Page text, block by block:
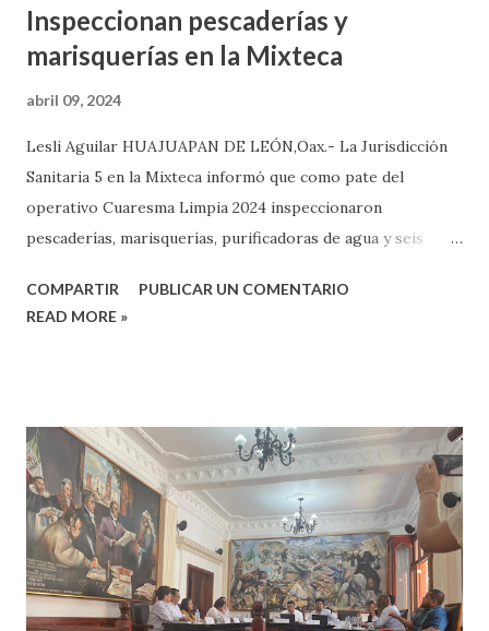
Inspeccionan pescaderías y
marisquerías en la Mixteca
abril 09, 2024
Lesli Aguilar HUAJUAPAN DE LEÓN,Oax.- La Jurisdicción
Sanitaria 5 en la Mixteca informó que como pate del
operativo Cuaresma Limpia 2024 inspeccionaron
pescaderías, marisquerías, purificadoras de agua y seis
época de calor. La instancia indicó que estas acciones se
supervisión se desarrollaron 12 de febrero al 7 de abril, con
el objetivo de fortalecer la vigilancia sanitaria en
establecimientos dedicados al proceso, venta y distribución
de estos alimentos crudos o preparados. Indicó que se
verificación en 31 pescaderías y marisquerías, así como en
tres centros comerciales, distribuidos en Huajuapan de
COMPARTIR
PUBLICAR UN COMENTARIO
READ MORE »